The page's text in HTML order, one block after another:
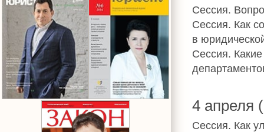
Сессия.
Сессия. Как
в
Сессия.
4 апреля
Сессия. Как